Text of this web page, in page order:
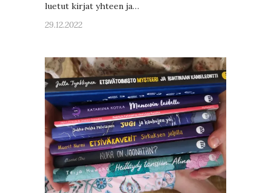
luetut kirjat yhteen ja…
29.12.2022